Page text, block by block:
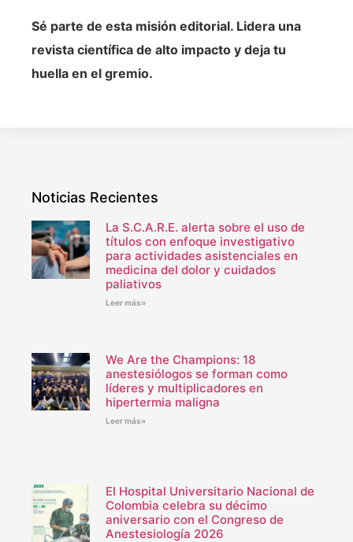
Sé parte de esta misión editorial. Lidera una
revista científica de alto impacto y deja tu
huella en el gremio.
Noticias Recientes
La S.C.A.R.E. alerta sobre el uso de
títulos con enfoque investigativo
para actividades asistenciales en
medicina del dolor y cuidados
paliativos
Leer más»
We Are the Champions: 18
anestesiólogos se forman como
líderes y multiplicadores en
hipertermia maligna
Leer más»
El Hospital Universitario Nacional de
Colombia celebra su décimo
aniversario con el Congreso de
Anestesiología 2026